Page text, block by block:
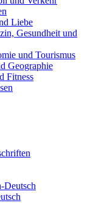
Liebe
Gesundheit und
und Tourismus
Geographie
Fitness
Deutsch